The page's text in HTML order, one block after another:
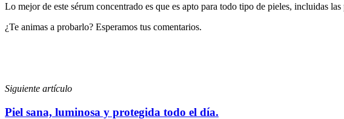
Lo mejor de este sérum concentrado es que es apto para todo tipo de pieles, incluidas
¿Te animas a probarlo? Esperamos tus comentarios.
Siguiente artículo
Piel sana, luminosa y protegida todo el día.